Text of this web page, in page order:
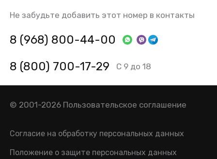
Не забудьте добавить этот номер в контакты
8 (968) 800-44-00
8 (800) 700-17-29
С 9 до 18
© 2001-2026 Пользовательское соглашение
Согласие на обработку персональных данных
Положение о защите персональных данных